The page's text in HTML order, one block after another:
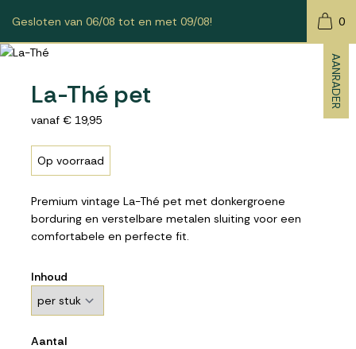
Gesloten van 06/08 tot en met 09/08! 0
AANRADER
La-Thé pet
vanaf € 19,95
Op voorraad
Premium vintage La-Thé pet met donkergroene
borduring en verstelbare metalen sluiting voor een
comfortabele en perfecte fit.
Inhoud
Aantal